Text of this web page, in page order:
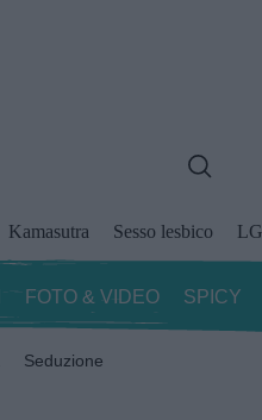
Kamasutra Sesso lesbico
FOTO & VIDEO SPICY
Seduzione